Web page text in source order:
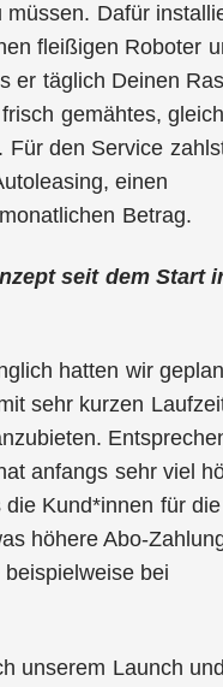
Dafür
fleißigen Roboter
er täglich Deinen
gemähtes,
Für den Service
einen
Betrag.
seit dem Start
hatten wir
sehr kurzen
anfangs sehr viel
Kund*innen für
höhere Abo-
bei
unserem Launch